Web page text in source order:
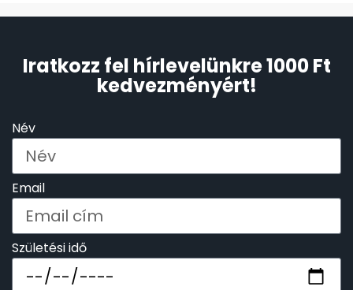
Iratkozz fel hírlevelünkre 1000 Ft
kedvezményért!
Név
Email
Születési idő